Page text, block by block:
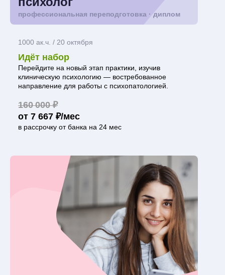
профессиональная переподготовка · диплом
1000 ак.ч. / 20 октября
Идёт набор
Перейдите на новый этап практики, изучив
клиническую психологию — востребованное
направление для работы с психопатологией.
160 000 ₽
от 7 667 ₽/мес
в рассрочку от банка на 24 мес